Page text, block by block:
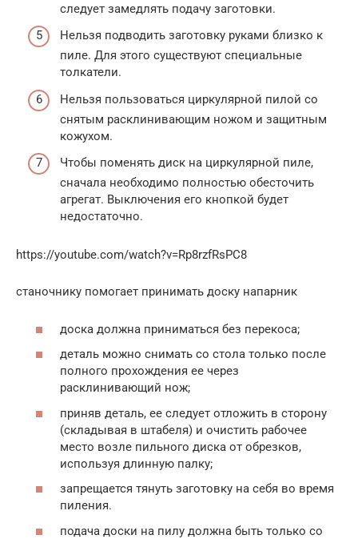
следует замедлять подачу заготовки.
Нельзя подводить заготовку руками близко к
пиле. Для этого существуют специальные
толкатели.
Нельзя пользоваться циркулярной пилой со
снятым расклинивающим ножом и защитным
кожухом.
Чтобы поменять диск на циркулярной пиле,
сначала необходимо полностью обесточить
агрегат. Выключения его кнопкой будет
недостаточно.
https://youtube.com/watch?v=Rp8rzfRsPC8
станочнику помогает принимать доску напарник
доска должна приниматься без перекоса;
деталь можно снимать со стола только после
полного прохождения ее через
расклинивающий нож;
приняв деталь, ее следует отложить в сторону
(складывая в штабеля) и очистить рабочее
место возле пильного диска от обрезков,
используя длинную палку;
запрещается тянуть заготовку на себя во время
пиления.
подача доски на пилу должна быть только со